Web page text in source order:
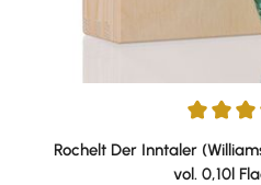
Durchschnittliche
Rochelt Der Inntaler
vol. 0,10l